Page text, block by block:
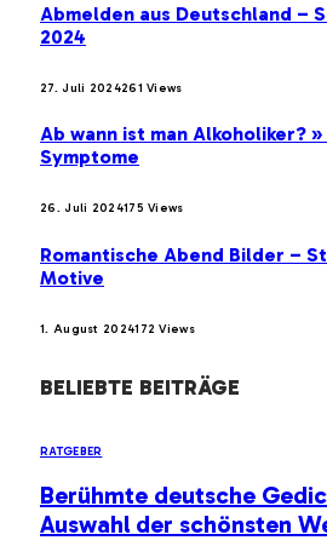
Abmelden aus Deutschland –
2024
27. Juli 2024261Views
Ab wann ist man Alkoholiker?
Symptome
26. Juli 2024175Views
Romantische Abend Bilder –
Motive
1. August 2024172Views
BELIEBTE BEITRÄGE
RATGEBER
Berühmte deutsche
Auswahl der schönsten